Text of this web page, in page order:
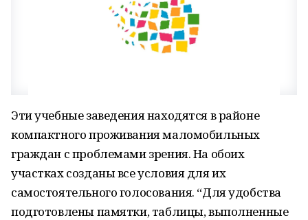
Эти учебные заведения находятся в районе
компактного проживания маломобильных
граждан с проблемами зрения. На обоих
участках созданы все условия для их
самостоятельного голосования. “Для удобства
подготовлены памятки, таблицы, выполненные